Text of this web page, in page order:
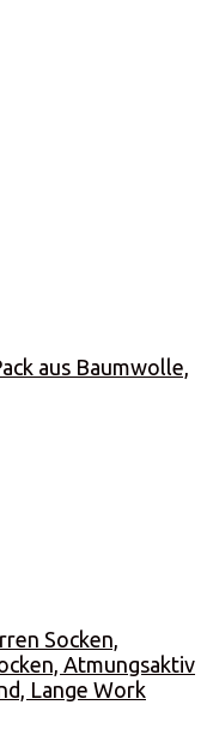
aus Baumwolle,
Socken,
Atmungsaktiv
Lange Work